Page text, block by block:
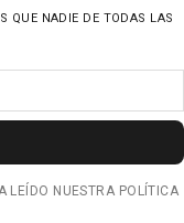
QUE NADIE DE TODAS LAS
LEÍDO NUESTRA POLÍTICA